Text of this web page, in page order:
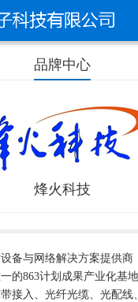
品牌中心
烽火科技
备与网络解决方案提供商
的863计划成果产业化基
接入、光纤光缆、光配线